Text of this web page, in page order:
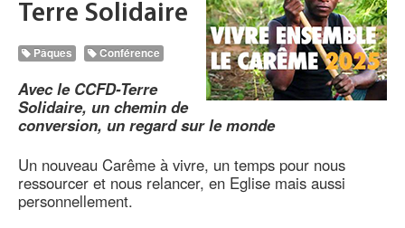
Terre Solidaire
Pâques Conférence
Avec le CCFD-Terre
Solidaire, un chemin de
conversion, un regard sur le monde
Un nouveau Carême à vivre, un temps pour nous
ressourcer et nous relancer, en Eglise mais aussi
personnellement.